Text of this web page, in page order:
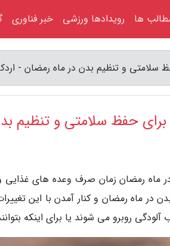
ماه رمضان زمان صرف وعده های غذایی
در ماه رمضان و کنار آمدن با این
روبرو می شوند یا برای اینکه
ها رویدادها ورزشی خبر فناوری